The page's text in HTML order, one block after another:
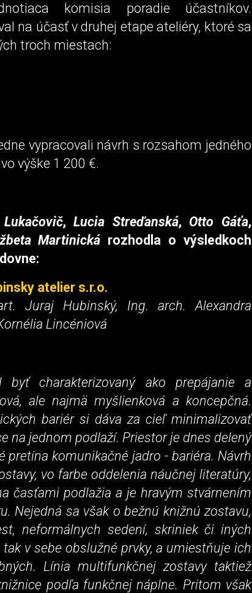
komisia poradie účastníkov.
na účasť v druhej etape ateliéry, ktoré sa
troch miestach:
vypracovali návrh s rozsahom jedného
výške 1 200 €.
,Lucia Streďanská, Otto Gáťa,
Martinická rozhodla o výsledkoch
atelier s.r.o.
Juraj Hubinský, Ing. arch. Alexandra
Lincéniová
charakterizovaný ako prepájanie a
ale najmä myšlienková a koncepčná.
bariér si dáva za cieľ minimalizovať
na jednom podlaží. Priestor je dnes delený
pretína komunikačné jadro - bariéra. Návrh
vo farbe oddelenia náučnej literatúry,
časťami podlažia a je hravým stvárnením
Nejedná sa však o bežnú knižnú zostavu,
neformálnych sedení, skriniek či iných
v sebe obslužné prvky, a umiestňuje ich
Línia multifunkčnej zostavy taktiež
podľa funkčnej náplne. Pritom však